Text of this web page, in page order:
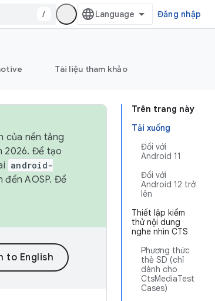
/ Đăng nhập
Tài liệu tham khảo
Trên trang này
Tải xuống
Đối với
Android 11
Đối với
Android 12 trở
lên
Thiết lập kiểm
thử nội dung
nghe nhìn CTS
Phương thức
thẻ SD (chỉ
dành cho
CtsMediaTest
Cases)
của nền tảng
2026. Để tạo
android-
AOSP. Để